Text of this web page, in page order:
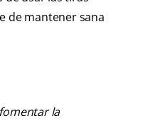
de mantener sana
la